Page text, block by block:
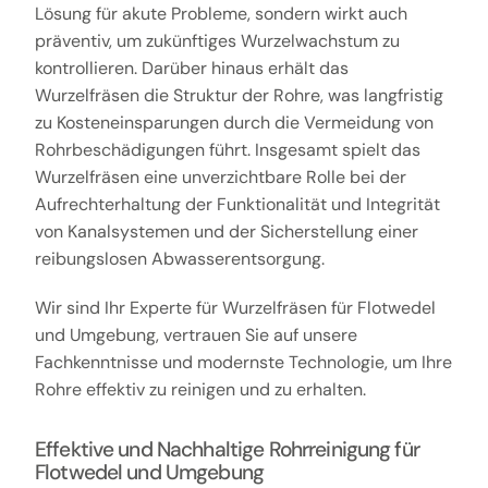
Lösung für akute Probleme, sondern wirkt auch
präventiv, um zukünftiges Wurzelwachstum zu
kontrollieren. Darüber hinaus erhält das
Wurzelfräsen die Struktur der Rohre, was langfristig
zu Kosteneinsparungen durch die Vermeidung von
Rohrbeschädigungen führt. Insgesamt spielt das
Wurzelfräsen eine unverzichtbare Rolle bei der
Aufrechterhaltung der Funktionalität und Integrität
von Kanalsystemen und der Sicherstellung einer
reibungslosen Abwasserentsorgung.
Wir sind Ihr Experte für Wurzelfräsen für Flotwedel
und Umgebung, vertrauen Sie auf unsere
Fachkenntnisse und modernste Technologie, um Ihre
Rohre effektiv zu reinigen und zu erhalten.
Effektive und Nachhaltige Rohrreinigung für
Flotwedel und Umgebung